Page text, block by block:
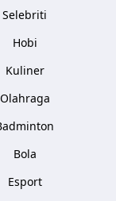
Selebriti
Hobi
Kuliner
Olahraga
Bola
Esport